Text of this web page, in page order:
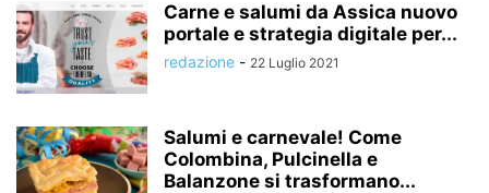
Carne e salumi da Assica nuovo
portale e strategia digitale per...
redazione - 22 Luglio 2021
Salumi e carnevale! Come
Colombina, Pulcinella e
Balanzone si trasformano...